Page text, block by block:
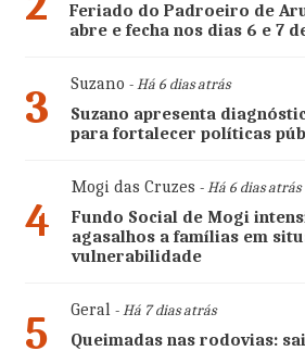
Feriado do Padroeiro de
abre e fecha nos dias 6 e 7
3 Suzano - Há 6 dias atrás
Suzano apresenta
para fortalecer políticas
4
Mogi das Cruzes - Há 6 dias atrás
Fundo Social de Mogi
agasalhos a famílias em
vulnerabilidade
5 Geral- Há 7 dias atrás
Queimadas nas rodovias: